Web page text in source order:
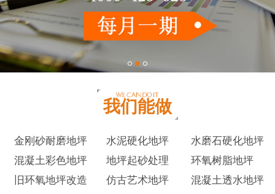
我们能做
金刚砂耐磨地坪 水泥硬化地坪
水磨石硬化地坪
混凝土彩色地坪
地坪起砂处理
环氧树脂地坪
旧环氧地坪改造
仿古艺术地坪 混凝土透水地坪